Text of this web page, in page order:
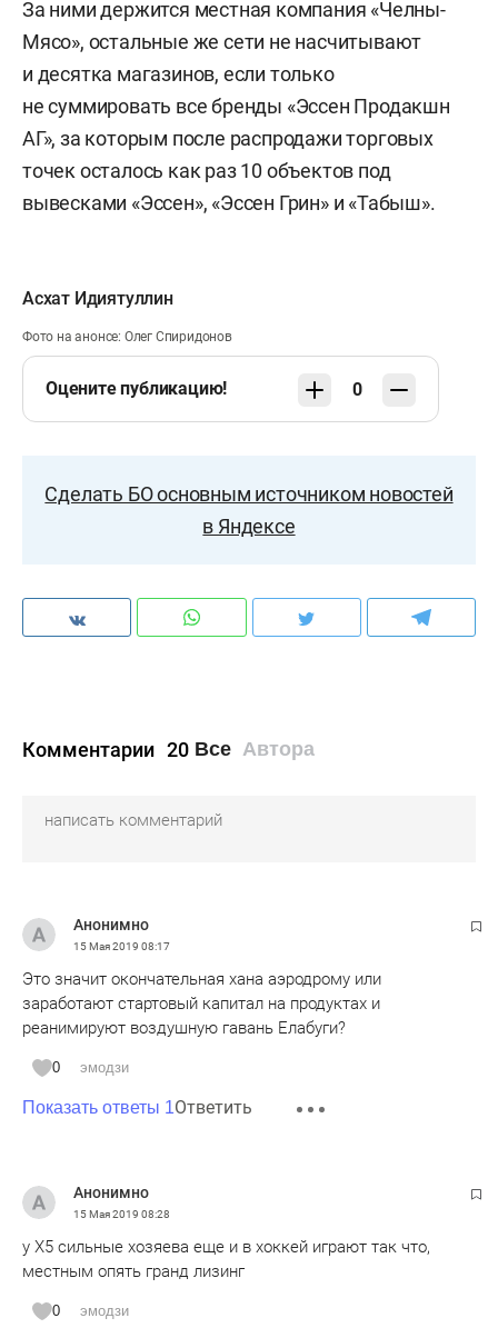
За ними держится местная компания «Челны-
Мясо», остальные же сети не насчитывают
и десятка магазинов, если только
не суммировать все бренды «Эссен Продакшн
АГ», за которым после распродажи торговых
точек осталось как раз 10 объектов под
вывесками «Эссен», «Эссен Грин» и «Табыш».
Асхат Идиятуллин
Фото на анонсе: Олег Спиридонов
Оцените публикацию! 0
Сделать БО основным источником новостей
в Яндексе
Комментарии 20 Все Автора
Анонимно
15 Мая 2019 08:17
Это значит окончательная хана аэродрому или
заработают стартовый капитал на продуктах и
реанимируют воздушную гавань Елабуги?
0 эмодзи
Показать ответы 1Ответить
Анонимно
15 Мая 2019 08:28
у Х5 сильные хозяева еще и в хоккей играют так что,
местным опять гранд лизинг
0 эмодзи